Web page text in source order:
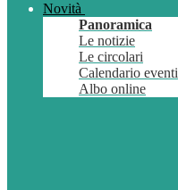
Novità
Panoramica
Le notizie
Le circolari
Calendario eventi
Albo online